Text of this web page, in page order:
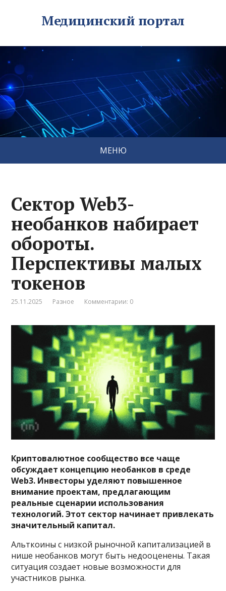
Медицинский портал
МЕНЮ
Сектор Web3-
необанков набирает
обороты.
Перспективы малых
токенов
25.11.2025 Разное Комментарии: 0
Криптовалютное сообщество все чаще
обсуждает концепцию необанков в среде
Web3. Инвесторы уделяют повышенное
внимание проектам, предлагающим
реальные сценарии использования
технологий. Этот сектор начинает привлекать
значительный капитал.
Альткоины с низкой рыночной капитализацией в
нише необанков могут быть недооценены. Такая
ситуация создает новые возможности для
участников рынка.